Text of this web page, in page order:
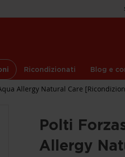
Ricondizionati Blog e
Allergy Natural Care
Polti
Allergy